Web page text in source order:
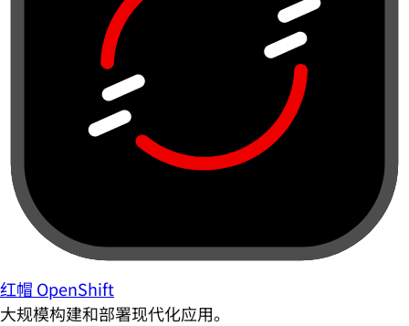
红帽 OpenShift
大规模构建和部署现代化应用。